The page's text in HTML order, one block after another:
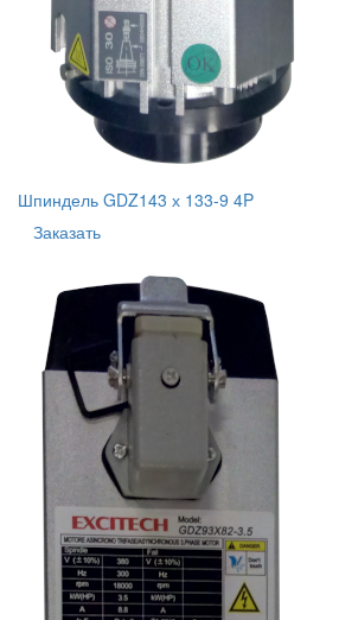
Шпиндель GDZ143 х 133-9 4P
Заказать